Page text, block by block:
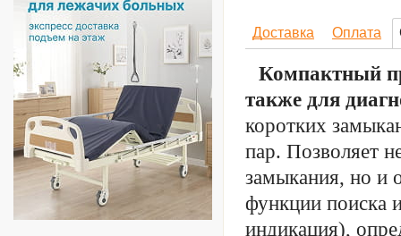
Доставка Оплата
Компактный
также для
коротких
пар. Позволяет
замыкания, но и
функции поиска
индикация),